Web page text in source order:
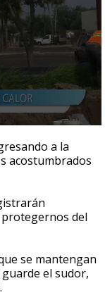
a la
acostumbrados
del
se mantengan
el sudor,